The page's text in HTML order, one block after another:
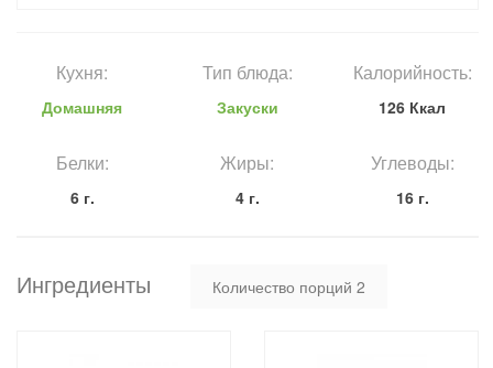
Кухня:
Домашняя
Тип блюда:
Закуски
Калорийность:
126 Ккал
Белки:
6 г.
Жиры:
4 г.
Углеводы:
16 г.
Ингредиенты Количество порций 2